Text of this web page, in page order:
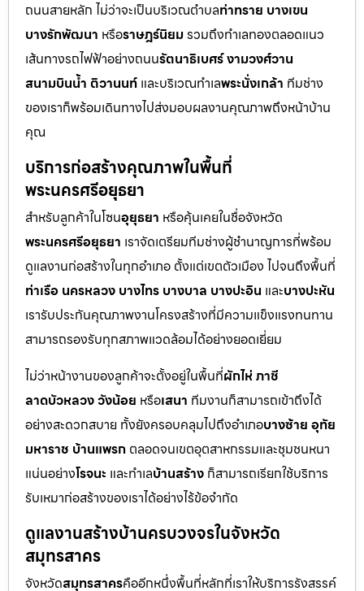
ถนนสายหลัก ไม่ว่าจะเป็นบริเวณตำบลท่าทราย บางเขน
บางรักพัฒนา หรือราษฎร์นิยมรวมถึงทำเลทองตลอดแนว
เส้นทางรถไฟฟ้าอย่างถนนรัตนาธิเบศร์ งามวงศ์วาน
สนามบินน้ำ ติวานนท์ และบริเวณทำเลพระนั่งเกล้า ทีมช่าง
ของเราก็พร้อมเดินทางไปส่งมอบผลงานคุณภาพถึงหน้าบ้าน
คุณ
บริการก่อสร้างคุณภาพในพื้นที่
พระนครศรีอยุธยา
สำหรับลูกค้าในโซนอุยุธยา หรือคุ้นเคยในชื่อจังหวัด
พระนครศรีอยุธยา เราจัดเตรียมทีมช่างผู้ชำนาญการที่พร้อม
ดูแลงานก่อสร้างในทุกอำเภอ ตั้งแต่เขตตัวเมือง ไปจนถึงพื้นที่
ท่าเรือ นครหลวง บางไทร บางบาล บางปะอิน และบางปะหัน
เรารับประกันคุณภาพงานโครงสร้างที่มีความแข็งแรงทนทาน
สามารถรองรับทุกสภาพแวดล้อมได้อย่างยอดเยี่ยม
ไม่ว่าหน้างานของลูกค้าจะตั้งอยู่ในพื้นที่ผักไห่ ภาชี
ลาดบัวหลวง วังน้อย หรือเสนา ทีมงานก็สามารถเข้าถึงได้
อย่างสะดวกสบาย ทั้งยังครอบคลุมไปถึงอำเภอบางซ้าย อุทัย
มหาราช บ้านแพรก ตลอดจนเขตอุตสาหกรรมและชุมชนหนา
แน่นอย่างโรจนะ และทำเลบ้านสร้าง ก็สามารถเรียกใช้บริการ
รับเหมาก่อสร้างของเราได้อย่างไร้ข้อจำกัด
ดูแลงานสร้างบ้านครบวงจรในจังหวัด
สมุทรสาคร
จังหวัดสมุทรสาครคืออีกหนึ่งพื้นที่หลักที่เราให้บริการรังสรรค์